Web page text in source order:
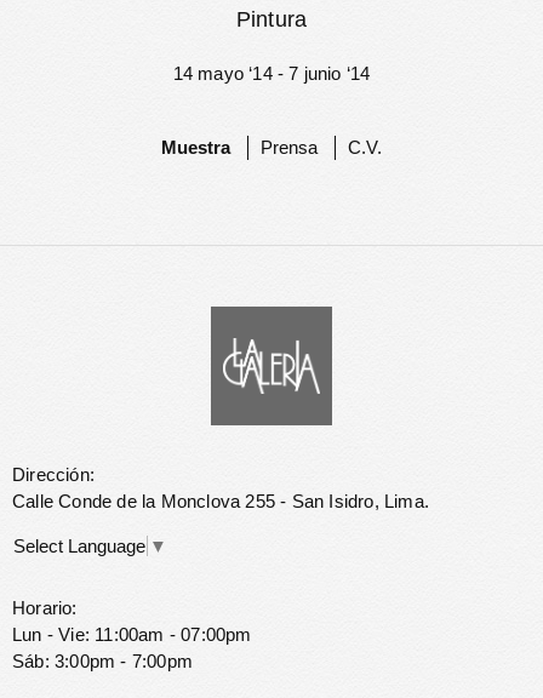
Pintura
14 mayo ‘14 - 7 junio ‘14
Muestra Prensa C.V.
Dirección:
Calle Conde de la Monclova 255 - San Isidro, Lima.
Select Language ▼
Horario:
Lun - Vie: 11:00am - 07:00pm
Sáb: 3:00pm - 7:00pm